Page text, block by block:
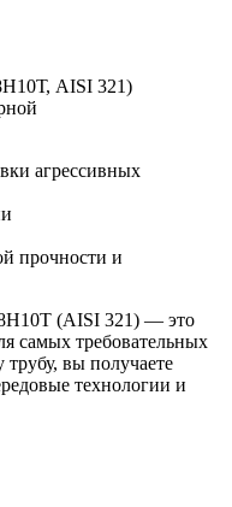
AISI 321)
агрессивных
прочности и
(AISI 321) — это
самых требовательных
вы получаете
технологии и